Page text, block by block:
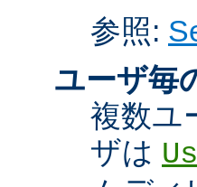
参照:
ユーザ毎
複数ユ
ザは